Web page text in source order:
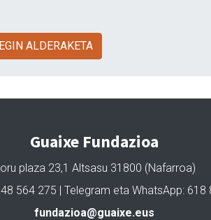
EGIN ALDERAKETA
Guaixe Fundazioa
plaza 23,1 Altsasu 31800 (Nafarroa)
564 275 | Telegram eta WhatsApp: 618
fundazioa@guaixe.eus